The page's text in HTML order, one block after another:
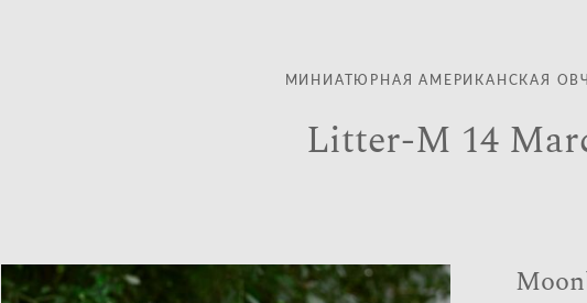
МИНИАТЮРНАЯ АМЕРИКАНСКАЯ
Litter-M 14